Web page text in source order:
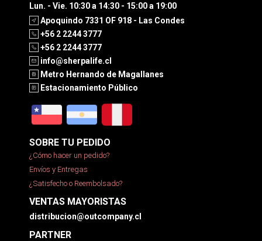
Lun. - Vie. 10:30 a 14:30 - 15:00 a 19:00
Apoquindo 7331 OF 918 - Las Condes
+56 2 2244 3777
+56 2 2244 3777
info@sherpalife.cl
Metro Hernando de Magallanes
Estacionamiento Público
SOBRE TU PEDIDO
¿Cómo hacer un pedido?
Envíos y Entregas
¿Satisfecho o Reembolsado?
VENTAS MAYORISTAS
distribucion@outcompany.cl
PARTNER